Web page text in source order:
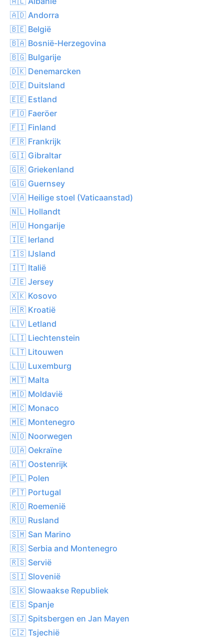
🇦🇩 Andorra
🇧🇪 België
🇧🇦 Bosnië-Herzegovina
🇧🇬 Bulgarije
🇩🇰 Denemarcken
🇩🇪 Duitsland
🇪🇪 Estland
🇫🇴 Faeröer
🇫🇮 Finland
🇫🇷 Frankrijk
🇬🇮 Gibraltar
🇬🇷 Griekenland
🇬🇬 Guernsey
🇻🇦 Heilige stoel (Vaticaanstad)
🇳🇱 Hollandt
🇭🇺 Hongarije
🇮🇪 Ierland
🇮🇸 IJsland
🇮🇹 Italië
🇯🇪 Jersey
🇽🇰 Kosovo
🇭🇷 Kroatië
🇱🇻 Letland
🇱🇮 Liechtenstein
🇱🇹 Litouwen
🇱🇺 Luxemburg
🇲🇹 Malta
🇲🇩 Moldavië
🇲🇨 Monaco
🇲🇪 Montenegro
🇳🇴 Noorwegen
🇺🇦 Oekraïne
🇦🇹 Oostenrijk
🇵🇱 Polen
🇵🇹 Portugal
🇷🇴 Roemenië
🇷🇺 Rusland
🇸🇲 San Marino
🇷🇸 Serbia and Montenegro
🇷🇸 Servië
🇸🇮 Slovenië
🇸🇰 Slowaakse Republiek
🇪🇸 Spanje
🇸🇯 Spitsbergen en Jan Mayen
🇨🇿 Tsjechië